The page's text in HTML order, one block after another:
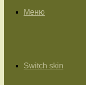
Меню
Switch skin